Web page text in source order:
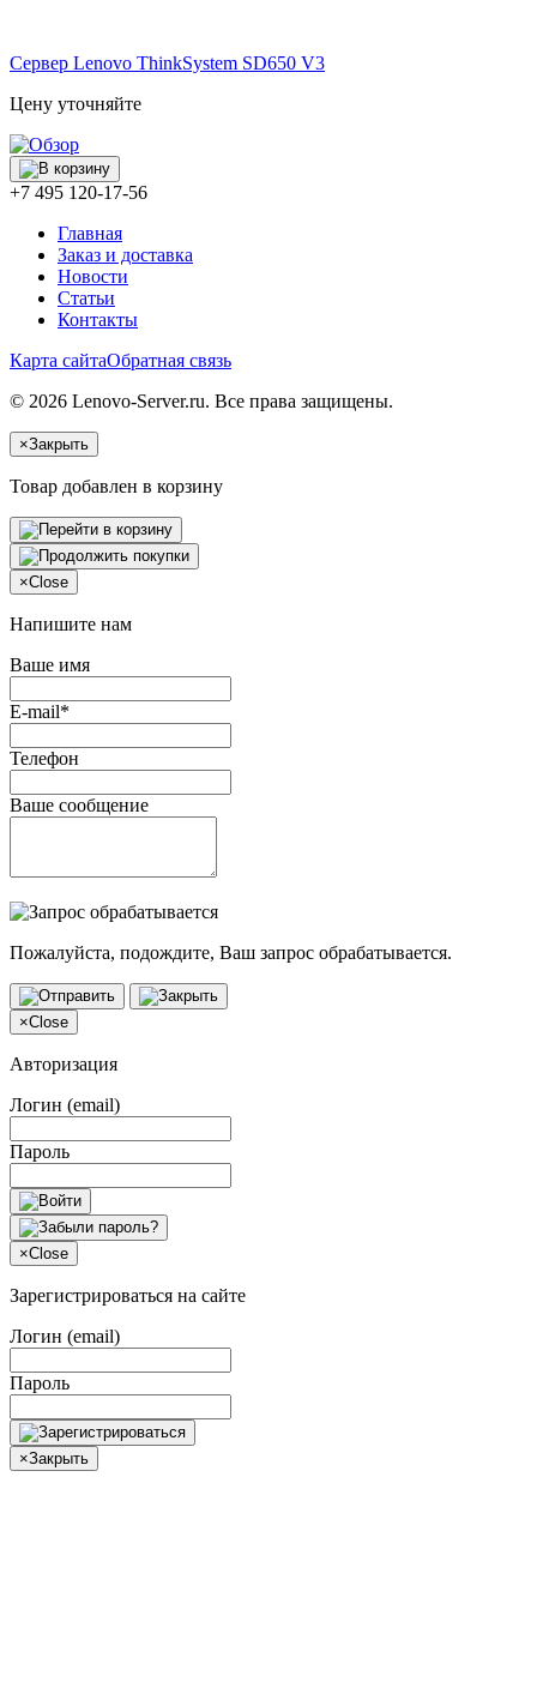
Сервер Lenovo ThinkSystem SD650 V3
Цену уточняйте
+7 495 120-17-56
Главная
Заказ и доставка
Новости
Статьи
Контакты
Карта сайтаОбратная связь
© 2026 Lenovo-Server.ru. Все права защищены.
×Закрыть
Товар добавлен в корзину
×Close
Напишите нам
Ваше имя
E-mail*
Телефон
Ваше сообщение
Пожалуйста, подождите, Ваш запрос обрабатывается.
×Close
Авторизация
Логин (email)
Пароль
×Close
Зарегистрироваться на сайте
Логин (email)
Пароль
×Закрыть